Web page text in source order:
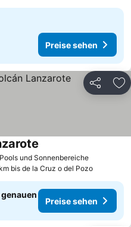
Preise sehen
Teilen
und Sonnenbereiche
bis de la Cruz o del Pozo
Preise sehen